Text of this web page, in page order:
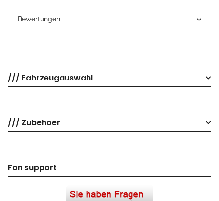
Bewertungen
/// Fahrzeugauswahl
/// Zubehoer
Fon support